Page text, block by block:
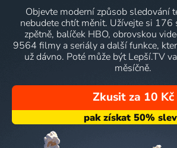
Objevte moderní způsob sledování
nebudete chtít měnit. Užívejte si 176
zpětně, balíček HBO, obrovskou
9564 filmy a seriály a další funkce,
už dávno. Poté může být Lepší.TV
měsíčně.
Zkusit za 10 Kč